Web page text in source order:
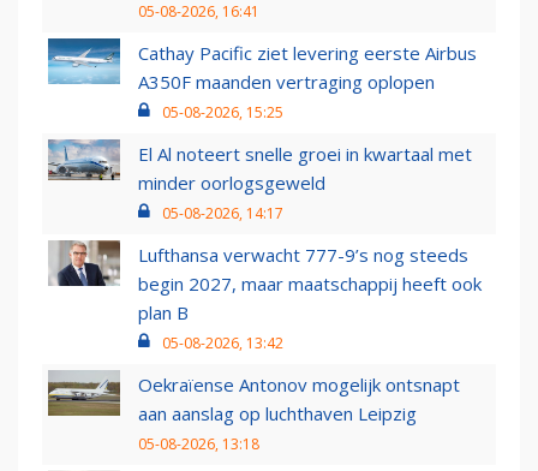
05-08-2026, 16:41
Cathay Pacific ziet levering eerste Airbus
A350F maanden vertraging oplopen
05-08-2026, 15:25
El Al noteert snelle groei in kwartaal met
minder oorlogsgeweld
05-08-2026, 14:17
Lufthansa verwacht 777-9’s nog steeds
begin 2027, maar maatschappij heeft ook
plan B
05-08-2026, 13:42
Oekraïense Antonov mogelijk ontsnapt
aan aanslag op luchthaven Leipzig
05-08-2026, 13:18